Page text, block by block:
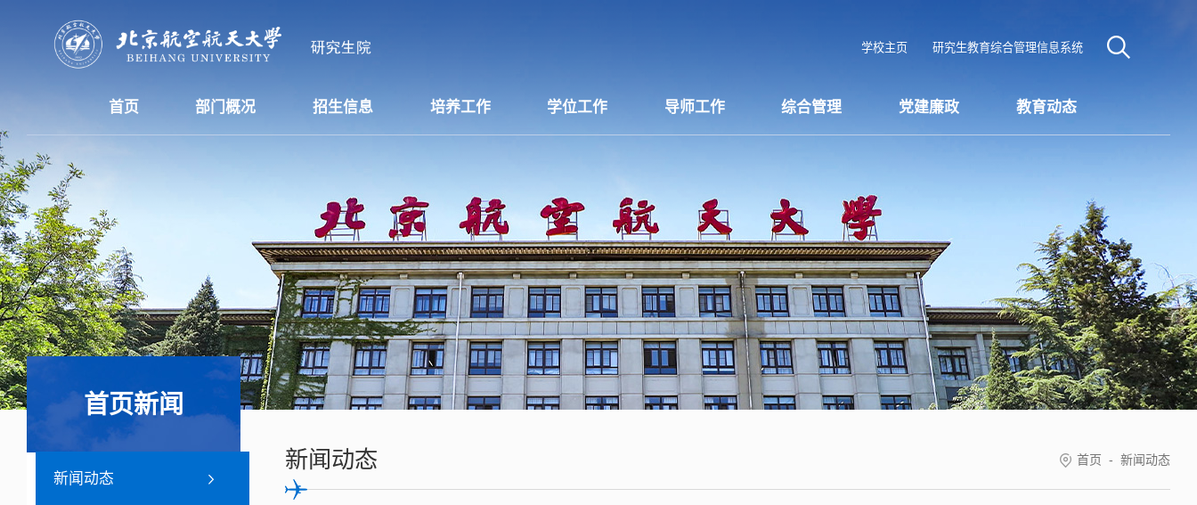
学校主页 研究生教育综合管理信息系统
首页 部门概况 招生信息 培养工作 学位工作 导师工作 综合管理 党建廉政 教育动态
首页新闻
新闻动态
新闻动态 首页 - 新闻动态